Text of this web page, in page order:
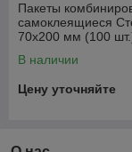
Пакеты
самоклеящиеся
70х200 мм (100
В наличии
Цену уточняйте